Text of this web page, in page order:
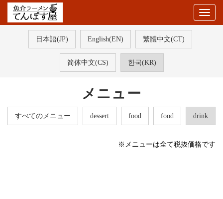
日本語(JP) English(EN) 繁體中文(CT)
简体中文(CS) 한국(KR)
メニュー
すべてのメニュー dessert food food drink
※メニューは全て税抜価格です